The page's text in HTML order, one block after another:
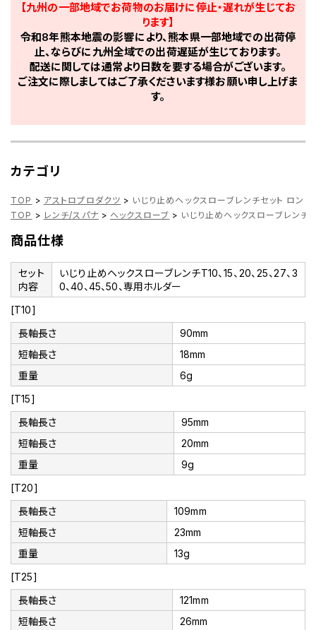
【九州の一部地域でお荷物のお届けに停止・遅れが生じてお
ります】
令和8年熊本地震の影響により、熊本県一部地域での出荷停
止、ならびに九州全域での出荷遅延が生じております。
配送に関しては通常より日数を要する場合がございます。
ご注文に際しましてはご了承くださいます様お願い申し上げま
す。
カテゴリ
TOP > アストロプロダクツ > いじり止めヘックスローブレンチセット ロング
TOP > レンチ/スパナ > ヘックスローブ > いじり止めヘックスローブレンチ
商品仕様
セット
内容
いじり止めヘックスローブレンチT10、15、20、25、27、3
0、40、45、50、専用ホルダー
[T10]
長軸長さ
90mm
短軸長さ
18mm
重量
6g
[T15]
長軸長さ
95mm
短軸長さ
20mm
重量
9g
[T20]
長軸長さ
109mm
短軸長さ
23mm
重量
13g
[T25]
長軸長さ
121mm
短軸長さ
26mm